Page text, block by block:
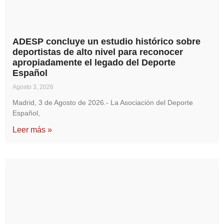
ADESP concluye un estudio histórico sobre
deportistas de alto nivel para reconocer
apropiadamente el legado del Deporte
Español
Agosto 3, 2026
Madrid, 3 de Agosto de 2026.- La Asociación del Deporte
Español,
Leer más »